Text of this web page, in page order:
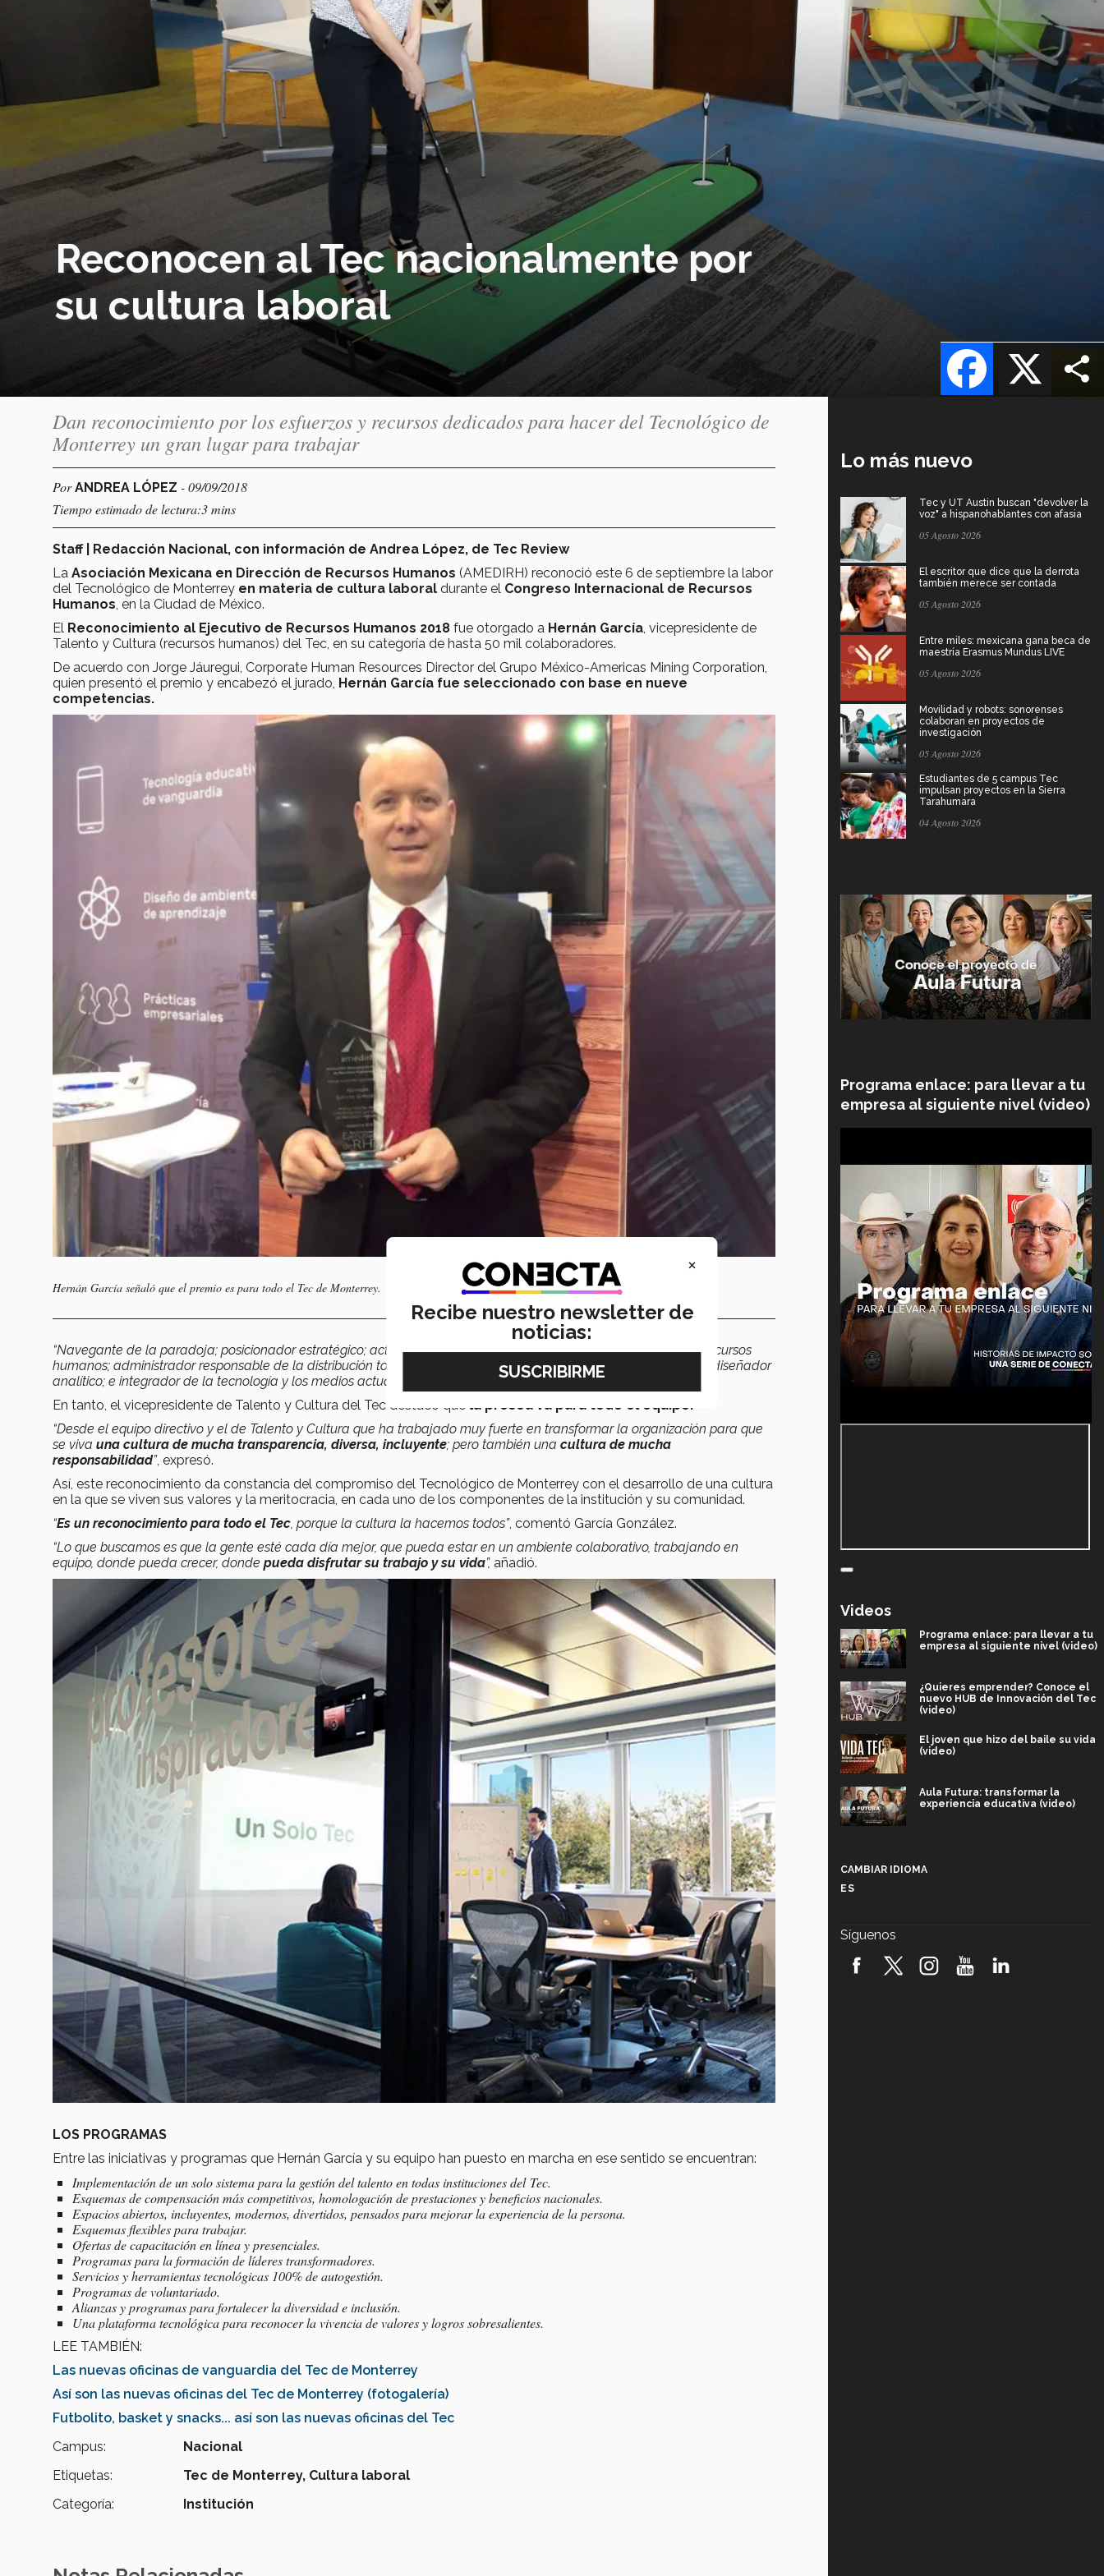
Reconocen al Tec nacionalmente por
su cultura laboral
X
Facebook
Dan reconocimiento por los esfuerzos y recursos dedicados para hacer del Tecnológico de
Monterrey un gran lugar para trabajar
PorANDREA LÓPEZ - 09/09/2018
Tiempo estimado de lectura:3 mins
Staff | Redacción Nacional, con información de Andrea López, de Tec Review
La Asociación Mexicana en Dirección de Recursos Humanos (AMEDIRH) reconoció este 6 de septiembre la labor
del Tecnológico de Monterrey en materia de cultura laboral durante el Congreso Internacional de Recursos
Humanos , en la Ciudad de México.
El Reconocimiento al Ejecutivo de Recursos Humanos 2018 fue otorgado a Hernán García , vicepresidente de
Talento y Cultura (recursos humanos) del Tec, en su categoría de hasta 50 mil colaboradores.
De acuerdo con Jorge Jáuregui, Corporate Human Resources Director del Grupo México-Americas Mining Corporation,
quien presentó el premio y encabezó el jurado, Hernán García fue seleccionado con base en nueve
competencias.
Hernán García señaló que el premio es para todo el Tec de Monterrey.
“Navegante de la paradoja; posicionador estratégico; activista creíble; líder del cambio y la cultura; curador de recursos
humanos; administrador responsable de la distribución total; administrador de las leyes regulatorias; intérprete y diseñador
analítico; e integrador de la tecnología y los medios actuales”,
En tanto, el vicepresidente de Talento y Cultura del Tec destacó que la presea va para todo el equipo.
“Desde el equipo directivo y el de Talento y Cultura que ha trabajado muy fuerte en transformar la organización para que
se viva una cultura de mucha transparencia, diversa, incluyente; pero también una cultura de mucha
responsabilidad”, expresó.
Así, este reconocimiento da constancia del compromiso del Tecnológico de Monterrey con el desarrollo de una cultura
en la que se viven sus valores y la meritocracia, en cada uno de los componentes de la institución y su comunidad.
“Es un reconocimiento para todo el Tec , porque la cultura la hacemos todos”, comentó García González.
“Lo que buscamos es que la gente esté cada día mejor, que pueda estar en un ambiente colaborativo, trabajando en
equipo, donde pueda crecer, donde pueda disfrutar su trabajo y su vida”, añadió.
LOS PROGRAMAS
Entre las iniciativas y programas que Hernán García y su equipo han puesto en marcha en ese sentido se encuentran:
Implementación de un solo sistema para la gestión del talento en todas instituciones del Tec.
Esquemas de compensación más competitivos, homologación de prestaciones y beneficios nacionales.
Espacios abiertos, incluyentes, modernos, divertidos, pensados para mejorar la experiencia de la persona.
Esquemas flexibles para trabajar.
Ofertas de capacitación en línea y presenciales.
Programas para la formación de líderes transformadores.
Servicios y herramientas tecnológicas 100% de autogestión.
Programas de voluntariado.
Alianzas y programas para fortalecer la diversidad e inclusión.
Una plataforma tecnológica para reconocer la vivencia de valores y logros sobresalientes.
LEE TAMBIÉN:
Las nuevas oficinas de vanguardia del Tec de Monterrey
Así son las nuevas oficinas del Tec de Monterrey (fotogalería)
Futbolito, basket y snacks... así son las nuevas oficinas del Tec
Campus:
Nacional
Etiquetas:
Tec de Monterrey, Cultura laboral
Categoría:
Institución
Lo más nuevo
Tec y UT Austin buscan "devolver la
voz" a hispanohablantes con afasia
05 Agosto 2026
El escritor que dice que la derrota
también merece ser contada
05 Agosto 2026
Entre miles: mexicana gana beca de
maestría Erasmus Mundus LIVE
05 Agosto 2026
Movilidad y robots: sonorenses
colaboran en proyectos de
investigación
05 Agosto 2026
Estudiantes de 5 campus Tec
impulsan proyectos en la Sierra
Tarahumara
04 Agosto 2026
Programa enlace: para llevar a tu
empresa al siguiente nivel (video)
Videos
Programa enlace: para llevar a tu
empresa al siguiente nivel (video)
¿Quieres emprender? Conoce el
nuevo HUB de Innovación del Tec
(video)
El joven que hizo del baile su vida
(video)
Aula Futura: transformar la
experiencia educativa (video)
robótica FIRST 2026! (video)
CAMBIAR IDIOMA
ES
Síguenos
×
Recibe nuestro newsletter de
noticias: